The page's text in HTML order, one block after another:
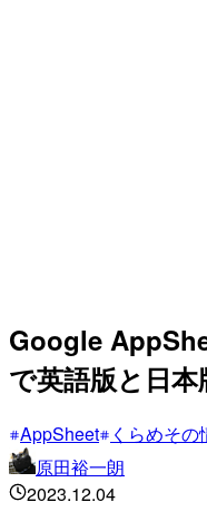
Google
で英語版と日
AppSheet
くらめその
原田裕一朗
2023.12.04